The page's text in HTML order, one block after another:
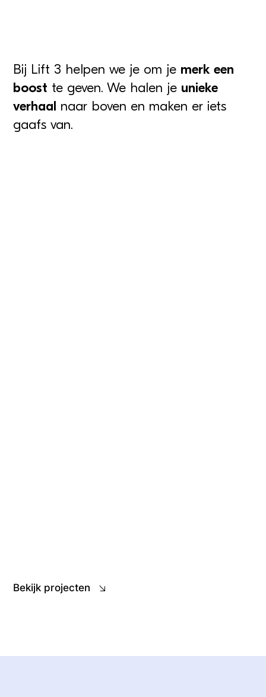
Bij Lift 3 helpen we je om je merk een
boost te geven. We halen je unieke
verhaal naar boven en maken er iets
gaafs van.
Bekijk projecten